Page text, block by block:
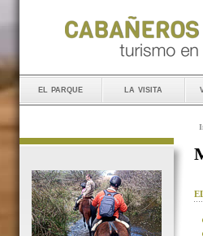
el parque la visita